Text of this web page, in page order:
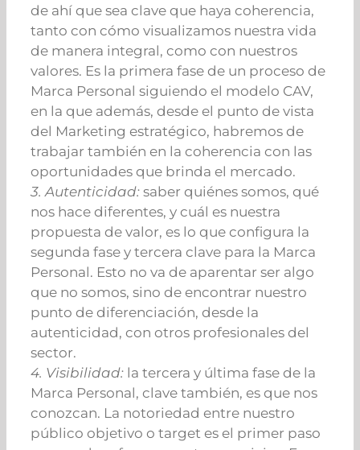
de ahí que sea clave que haya coherencia,
tanto con cómo visualizamos nuestra vida
de manera integral, como con nuestros
valores. Es la primera fase de un proceso de
Marca Personal siguiendo el modelo CAV,
en la que además, desde el punto de vista
del Marketing estratégico, habremos de
trabajar también en la coherencia con las
oportunidades que brinda el mercado.
3. Autenticidad: saber quiénes somos, qué
nos hace diferentes, y cuál es nuestra
propuesta de valor, es lo que configura la
segunda fase y tercera clave para la Marca
Personal. Esto no va de aparentar ser algo
que no somos, sino de encontrar nuestro
punto de diferenciación, desde la
autenticidad, con otros profesionales del
sector.
4. Visibilidad: la tercera y última fase de la
Marca Personal, clave también, es que nos
conozcan. La notoriedad entre nuestro
público objetivo o target es el primer paso